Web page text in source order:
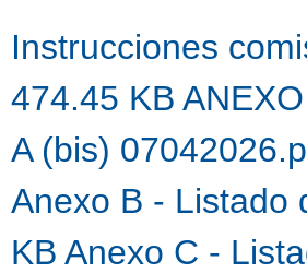
Instrucciones
474.45 KB
A (bis)
Anexo B - Listado
KB Anexo C -